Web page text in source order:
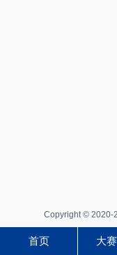
Copyright © 2020-
首页 大